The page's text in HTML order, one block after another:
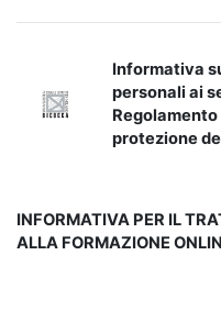
Informativa
personali ai
protezione
INFORMATIVA PER IL
ALLA FORMAZIONE